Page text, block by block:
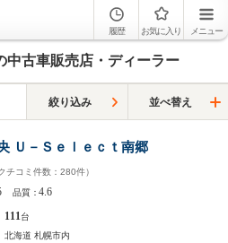
履歴 お気に入り メニュー
中古車販売店・ディーラー
絞り込み 並べ替え
Ｕ－Ｓｅｌｅｃｔ南郷
チコミ件数： 280件）
品質：4.6
111台
北海道 札幌市内